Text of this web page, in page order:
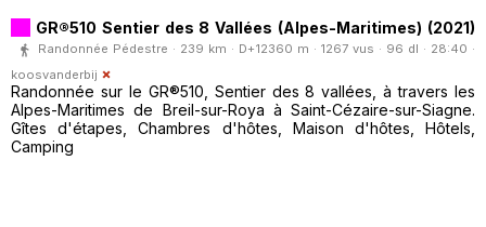
GR®510 Sentier des 8 Vallées (Alpes-Maritimes) (2021)
Randonnée Pédestre · 239 km · D+12360 m · 1267 vus · 96 dl · 28:40 ·
koosvanderbij
Randonnée sur le GR®510, Sentier des 8 vallées, à travers les
Alpes-Maritimes de Breil-sur-Roya à Saint-Cézaire-sur-Siagne.
Gîtes d'étapes, Chambres d'hôtes, Maison d'hôtes, Hôtels,
Camping